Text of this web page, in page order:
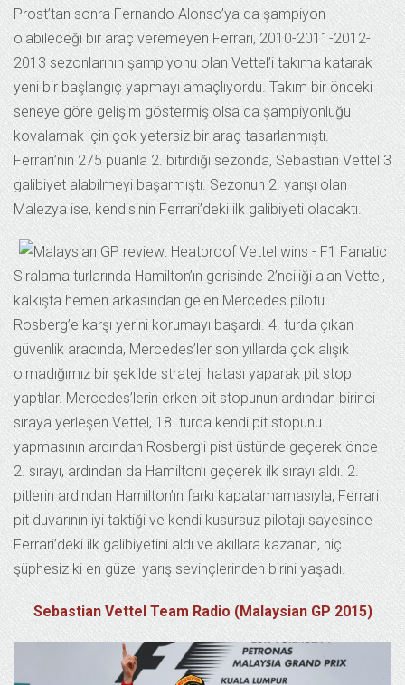
Prost’tan sonra Fernando Alonso’ya da şampiyon
olabileceği bir araç veremeyen Ferrari, 2010-2011-2012-
2013 sezonlarının şampiyonu olan Vettel’i takıma katarak
yeni bir başlangıç yapmayı amaçlıyordu. Takım bir önceki
seneye göre gelişim göstermiş olsa da şampiyonluğu
kovalamak için çok yetersiz bir araç tasarlanmıştı.
Ferrari’nin 275 puanla 2. bitirdiği sezonda, Sebastian Vettel 3
galibiyet alabilmeyi başarmıştı. Sezonun 2. yarışı olan
Malezya ise, kendisinin Ferrari’deki ilk galibiyeti olacaktı.
Sıralama turlarında Hamilton’ın gerisinde 2’nciliği alan Vettel,
kalkışta hemen arkasından gelen Mercedes pilotu
Rosberg’e karşı yerini korumayı başardı. 4. turda çıkan
güvenlik aracında, Mercedes’ler son yıllarda çok alışık
olmadığımız bir şekilde strateji hatası yaparak pit stop
yaptılar. Mercedes’lerin erken pit stopunun ardından birinci
sıraya yerleşen Vettel, 18. turda kendi pit stopunu
yapmasının ardından Rosberg’i pist üstünde geçerek önce
2. sırayı, ardından da Hamilton’ı geçerek ilk sırayı aldı. 2.
pitlerin ardından Hamilton’ın farkı kapatamamasıyla, Ferrari
pit duvarının iyi taktiği ve kendi kusursuz pilotajı sayesinde
Ferrari’deki ilk galibiyetini aldı ve akıllara kazanan, hiç
şüphesiz ki en güzel yarış sevinçlerinden birini yaşadı.
Sebastian Vettel Team Radio (Malaysian GP 2015)